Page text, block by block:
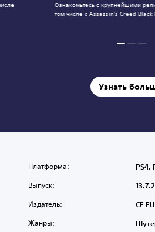
Ознакомьтесь с крупнейшими
том числе с Assassin's Creed Black
Узнать
Платформа: PS4,
Выпуск:
Издатель: CE
Жанры: